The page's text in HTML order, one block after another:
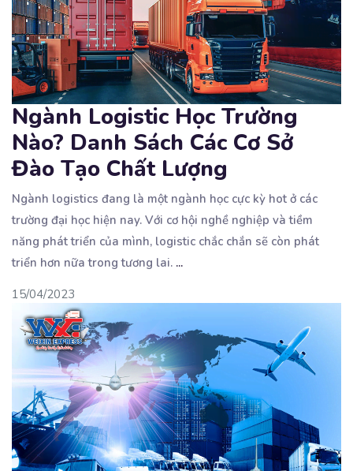
Ngành Logistic Học Trường
Nào? Danh Sách Các Cơ Sở
Đào Tạo Chất Lượng
Ngành logistics đang là một ngành học cực kỳ hot ở các
trường đại học hiện nay. Với cơ hội nghề nghiệp và tiềm
năng phát triển của mình, logistic chắc chắn sẽ còn phát
triển hơn nữa trong tương lai. ...
15/04/2023